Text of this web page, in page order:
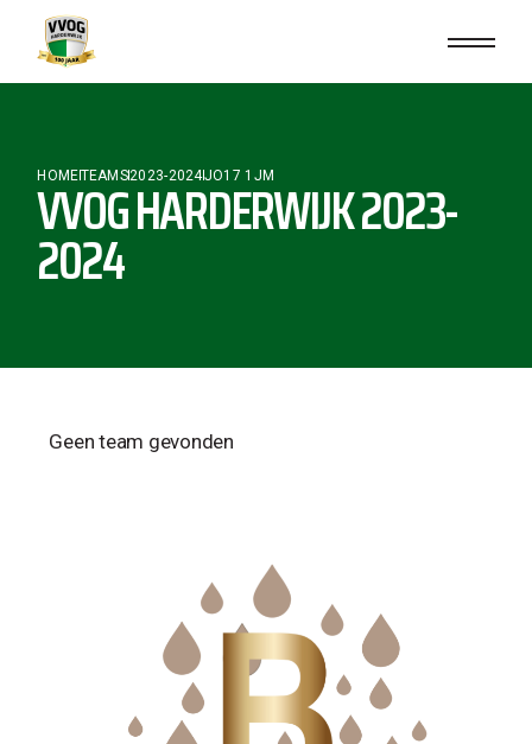
HOMETEAMS2023-2024JO17 1JM
VVOG HARDERWIJK 2023-
2024
Geen team gevonden